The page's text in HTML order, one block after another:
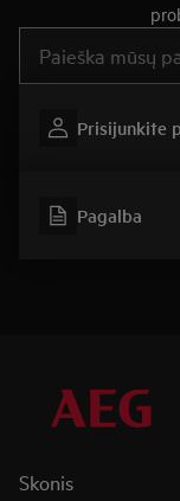
Prisijunkite
Pagalba
Skonis